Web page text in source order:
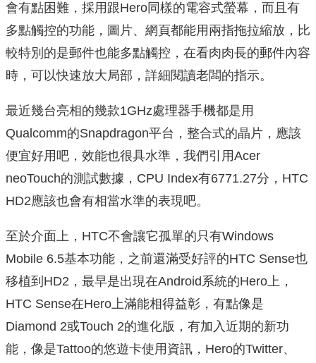
會有點困難，採用跟Hero同樣的電容式螢幕，而且有
多點觸控的功能，圖片、網頁都能用兩指拖拉縮放，比
較特別的是郵件也能多點觸控，在看肉肉長的郵件內容
時，可以快速放大局部，詳細閱讀老闆的指示。
最近幾台亮相的幾款1GHz處理器手機都是用
Qualcomm的Snapdragon平台，整合式的晶片，應該
便宜好用吧，效能也很具水準，我們引用Acer
neoTouch的測試數據，CPU Index有6771.27分，HTC
HD2應該也會有相當水準的表現吧。
至於介面上，HTC不會讓它孤單的只有Windows
Mobile 6.5基本功能，之前還滿受好評的HTC Sense也
移植到HD2，最早是出現在Android系統的Hero上，
HTC Sense在Hero上滿能相得益彰，有點像是
Diamond 2或Touch 2的進化版，有加入近期的新功
能，像是Tattoo的悠遊卡使用資訊，Hero的Twitter、